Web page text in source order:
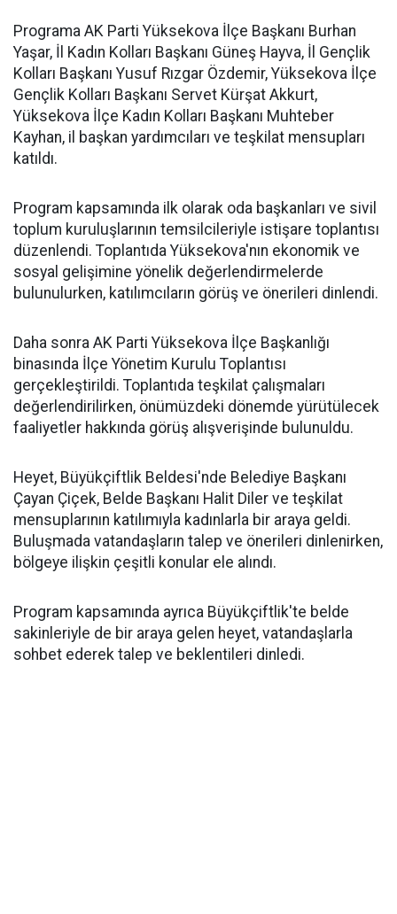
Programa AK Parti Yüksekova İlçe Başkanı Burhan
Yaşar, İl Kadın Kolları Başkanı Güneş Hayva, İl Gençlik
Kolları Başkanı Yusuf Rızgar Özdemir, Yüksekova İlçe
Gençlik Kolları Başkanı Servet Kürşat Akkurt,
Yüksekova İlçe Kadın Kolları Başkanı Muhteber
Kayhan, il başkan yardımcıları ve teşkilat mensupları
katıldı.
Program kapsamında ilk olarak oda başkanları ve sivil
toplum kuruluşlarının temsilcileriyle istişare toplantısı
düzenlendi. Toplantıda Yüksekova'nın ekonomik ve
sosyal gelişimine yönelik değerlendirmelerde
bulunulurken, katılımcıların görüş ve önerileri dinlendi.
Daha sonra AK Parti Yüksekova İlçe Başkanlığı
binasında İlçe Yönetim Kurulu Toplantısı
gerçekleştirildi. Toplantıda teşkilat çalışmaları
değerlendirilirken, önümüzdeki dönemde yürütülecek
faaliyetler hakkında görüş alışverişinde bulunuldu.
Heyet, Büyükçiftlik Beldesi'nde Belediye Başkanı
Çayan Çiçek, Belde Başkanı Halit Diler ve teşkilat
mensuplarının katılımıyla kadınlarla bir araya geldi.
Buluşmada vatandaşların talep ve önerileri dinlenirken,
bölgeye ilişkin çeşitli konular ele alındı.
Program kapsamında ayrıca Büyükçiftlik'te belde
sakinleriyle de bir araya gelen heyet, vatandaşlarla
sohbet ederek talep ve beklentileri dinledi.